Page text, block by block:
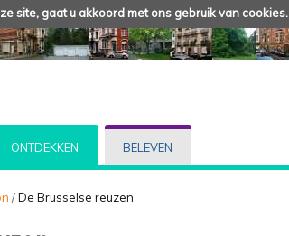
site, gaat u akkoord met ons gebruik van cookies.
ONTDEKKEN BELEVEN
/De Brusselse reuzen